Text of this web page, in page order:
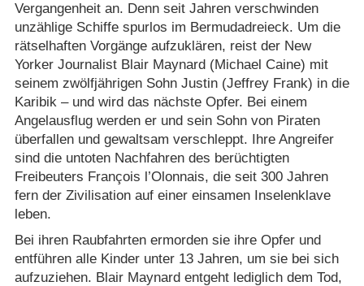
Vergangenheit an. Denn seit Jahren verschwinden
unzählige Schiffe spurlos im Bermudadreieck. Um die
rätselhaften Vorgänge aufzuklären, reist der New
Yorker Journalist Blair Maynard (Michael Caine) mit
seinem zwölfjährigen Sohn Justin (Jeffrey Frank) in die
Karibik – und wird das nächste Opfer. Bei einem
Angelausflug werden er und sein Sohn von Piraten
überfallen und gewaltsam verschleppt. Ihre Angreifer
sind die untoten Nachfahren des berüchtigten
Freibeuters François l’Olonnais, die seit 300 Jahren
fern der Zivilisation auf einer einsamen Inselenklave
leben.
Bei ihren Raubfahrten ermorden sie ihre Opfer und
entführen alle Kinder unter 13 Jahren, um sie bei sich
aufzuziehen. Blair Maynard entgeht lediglich dem Tod,